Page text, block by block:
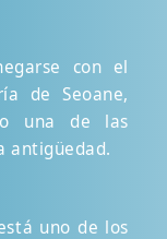
con el
de Seoane,
una de las
antigüedad.
uno de los